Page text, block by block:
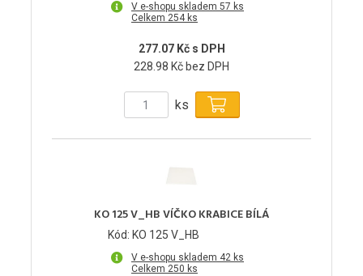
V e-shopu skladem 57 ks
Celkem 254 ks
277.07 Kč s DPH
228.98 Kč bez DPH
ks
KO 125 V_HB VÍČKO KRABICE BÍLÁ
Kód: KO 125 V_HB
V e-shopu skladem 42 ks
Celkem 250 ks